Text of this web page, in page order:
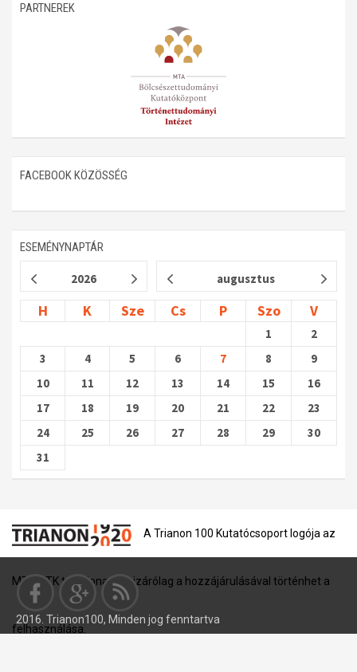
PARTNEREK
FACEBOOK KÖZÖSSÉG
ESEMÉNYNAPTÁR
2026 augusztus
H K Sze Cs P Szo V
1
2
3
4 5 6 7 8
9
10
11 12 13 14 15
16
17
18 19 20 21 22
23
24
25 26 27 28 29
30
31
A Trianon 100 Kutatócsoport logója az
MTA BTK tulajdona, és kizárólag a hozzájárulásával történhet a
felhasználása.
2016. Trianon100, Minden jog fenntartva